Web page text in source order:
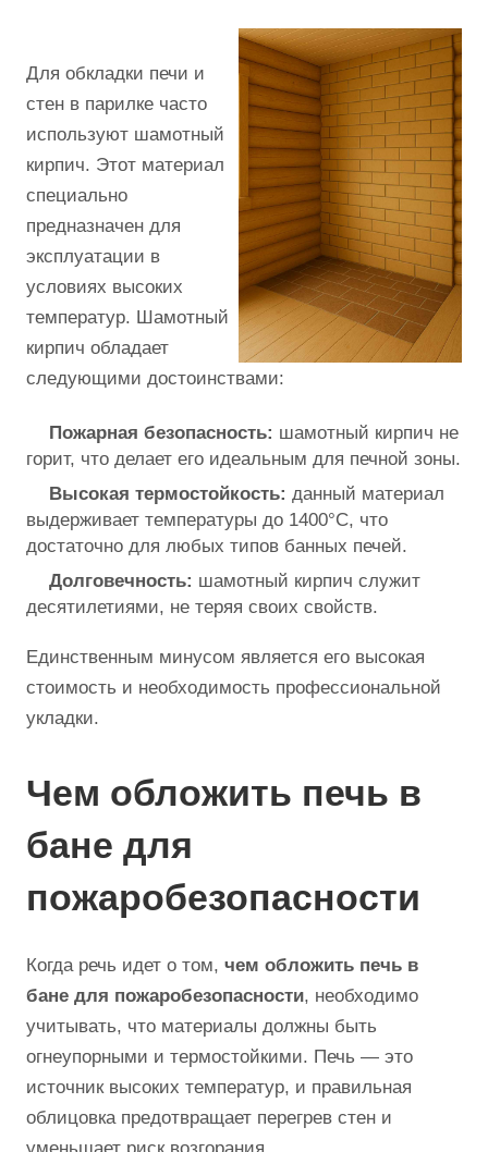
Для обкладки печи и
стен в парилке часто
используют шамотный
кирпич. Этот материал
специально
предназначен для
эксплуатации в
условиях высоких
температур. Шамотный
кирпич обладает
следующими достоинствами:
Пожарная безопасность: шамотный кирпич не
горит, что делает его идеальным для печной зоны.
Высокая термостойкость: данный материал
выдерживает температуры до 1400°C, что
достаточно для любых типов банных печей.
Долговечность: шамотный кирпич служит
десятилетиями, не теряя своих свойств.
Единственным минусом является его высокая
стоимость и необходимость профессиональной
укладки.
Чем обложить печь в
бане для
пожаробезопасности
Когда речь идет о том, чем обложить печь в
бане для пожаробезопасности, необходимо
учитывать, что материалы должны быть
огнеупорными и термостойкими. Печь — это
источник высоких температур, и правильная
облицовка предотвращает перегрев стен и